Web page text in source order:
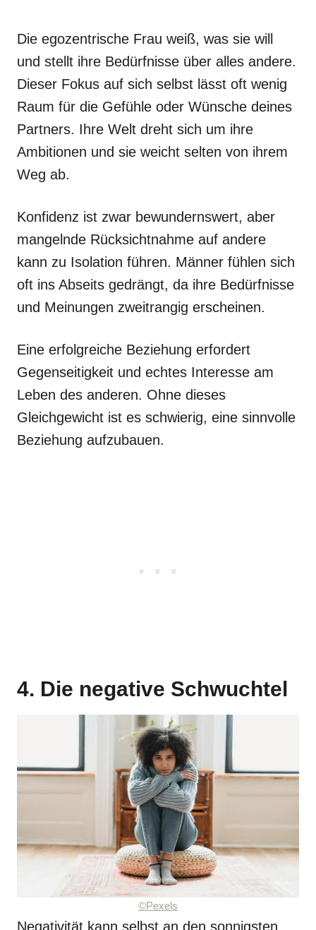
Die egozentrische Frau weiß, was sie will
und stellt ihre Bedürfnisse über alles andere.
Dieser Fokus auf sich selbst lässt oft wenig
Raum für die Gefühle oder Wünsche deines
Partners. Ihre Welt dreht sich um ihre
Ambitionen und sie weicht selten von ihrem
Weg ab.
Konfidenz ist zwar bewundernswert, aber
mangelnde Rücksichtnahme auf andere
kann zu Isolation führen. Männer fühlen sich
oft ins Abseits gedrängt, da ihre Bedürfnisse
und Meinungen zweitrangig erscheinen.
Eine erfolgreiche Beziehung erfordert
Gegenseitigkeit und echtes Interesse am
Leben des anderen. Ohne dieses
Gleichgewicht ist es schwierig, eine sinnvolle
Beziehung aufzubauen.
4. Die negative Schwuchtel
©Pexels
Negativität kann selbst an den sonnigsten